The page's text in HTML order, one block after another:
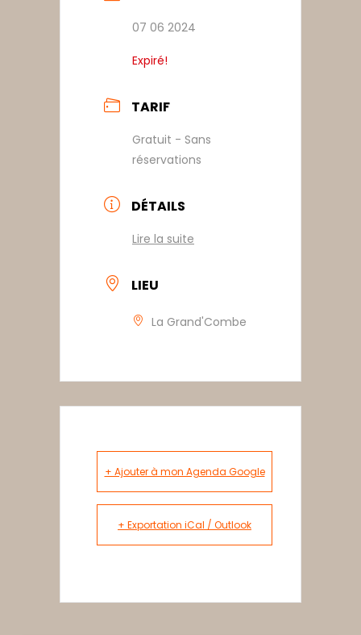
07 06 2024
Expiré!
TARIF
Gratuit - Sans
réservations
DÉTAILS
Lire la suite
LIEU
La Grand'Combe
+ Ajouter à mon Agenda Google
+ Exportation iCal / Outlook